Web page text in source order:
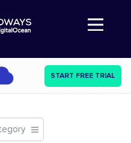
Abre a navegação
START FREE TRIAL